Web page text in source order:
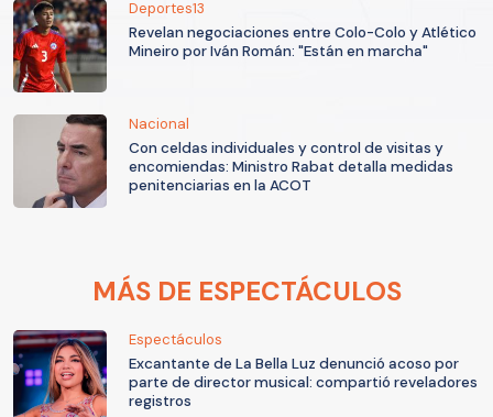
Deportes13
Revelan negociaciones entre Colo-Colo y Atlético
Mineiro por Iván Román: "Están en marcha"
Nacional
Con celdas individuales y control de visitas y
encomiendas: Ministro Rabat detalla medidas
penitenciarias en la ACOT
MÁS DE ESPECTÁCULOS
Espectáculos
Excantante de La Bella Luz denunció acoso por
parte de director musical: compartió reveladores
registros